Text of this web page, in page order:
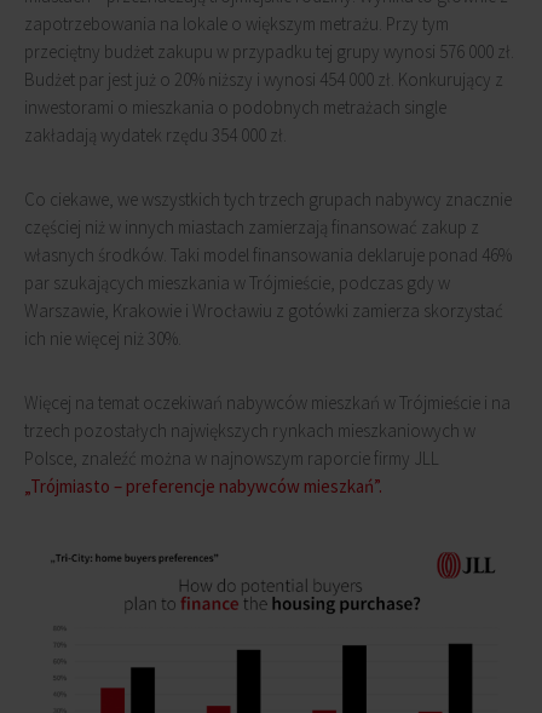
zapotrzebowania na lokale o większym metrażu. Przy tym
przeciętny budżet zakupu w przypadku tej grupy wynosi 576 000 zł.
Budżet par jest już o 20% niższy i wynosi 454 000 zł. Konkurujący z
inwestorami o mieszkania o podobnych metrażach single
zakładają wydatek rzędu 354 000 zł.
Co ciekawe, we wszystkich tych trzech grupach nabywcy znacznie
częściej niż w innych miastach zamierzają finansować zakup z
własnych środków. Taki model finansowania deklaruje ponad 46%
par szukających mieszkania w Trójmieście, podczas gdy w
Warszawie, Krakowie i Wrocławiu z gotówki zamierza skorzystać
ich nie więcej niż 30%.
Więcej na temat oczekiwań nabywców mieszkań w Trójmieście i na
trzech pozostałych największych rynkach mieszkaniowych w
Polsce, znaleźć można w najnowszym raporcie firmy JLL
„Trójmiasto – preferencje nabywców mieszkań”.